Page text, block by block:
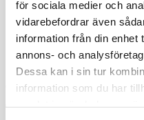
för sociala medier och
vidarebefordrar även
information från din enhet
annons- och
Dessa kan i sin tur
information som du har
Marin
Rotationsgjutna tankar
används i båtar, husvagnar,
avloppsvatten. Vi erbjuder